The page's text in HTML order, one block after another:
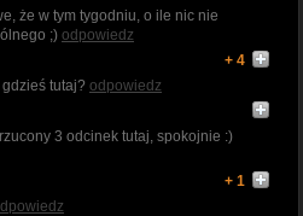
że w tym tygodniu, o ile nic nie
;) odpowiedz
+ 4
tutaj? odpowiedz
3 odcinek tutaj, spokojnie :)
+ 1